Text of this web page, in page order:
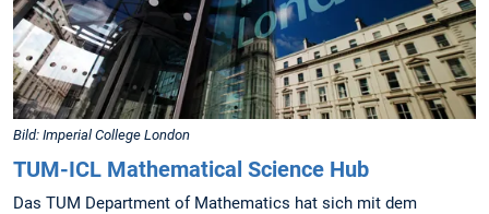
Bild: Imperial College London
TUM-ICL Mathematical Science Hub
Das TUM Department of Mathematics hat sich mit dem